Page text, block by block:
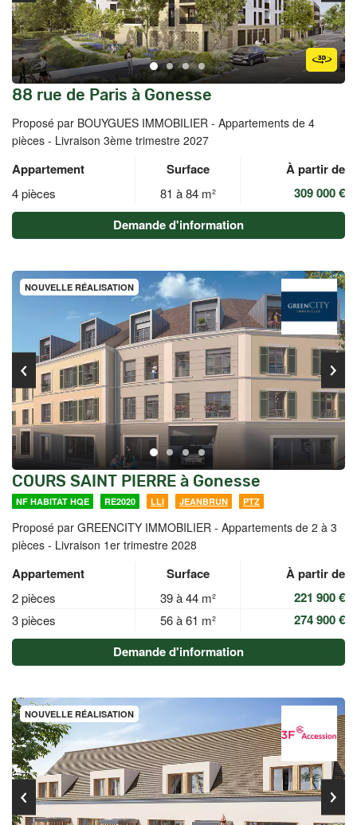
88 rue de Paris à Gonesse
Proposé par BOUYGUES IMMOBILIER - Appartements de 4
pièces - Livraison 3ème trimestre 2027
Appartement Surface À partir de
4 pièces 81 à 84 m²
309 000 €
Demande d'information
NOUVELLE RÉALISATION
COURS SAINT PIERRE à Gonesse
NF HABITAT HQE RE2020 LLI JEANBRUN PTZ
Proposé par GREENCITY IMMOBILIER - Appartements de 2 à 3
pièces - Livraison 1er trimestre 2028
Appartement Surface À partir de
2 pièces 39 à 44 m² 221 900 €
3 pièces 56 à 61 m²
274 900 €
Demande d'information
NOUVELLE RÉALISATION